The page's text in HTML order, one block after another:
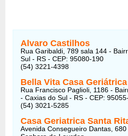
Alvaro Castilhos
Rua Garibaldi, 789 sala 144 -
Sul - RS - CEP: 95080-190
(54) 3221-4398
Bella Vita Casa Geriátrica
Rua Francisco Paglioli, 1186 -
- Caxias do Sul - RS - CEP:
(54) 3021-5285
Casa Geriatrica Santa
Avenida Consegueiro Dantas,